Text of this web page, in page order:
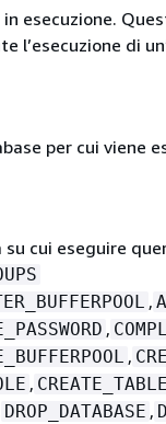
in esecuzione.
l’esecuzione di
per cui viene
cui eseguire
,
,
,
,
DROP_DATABASE ,